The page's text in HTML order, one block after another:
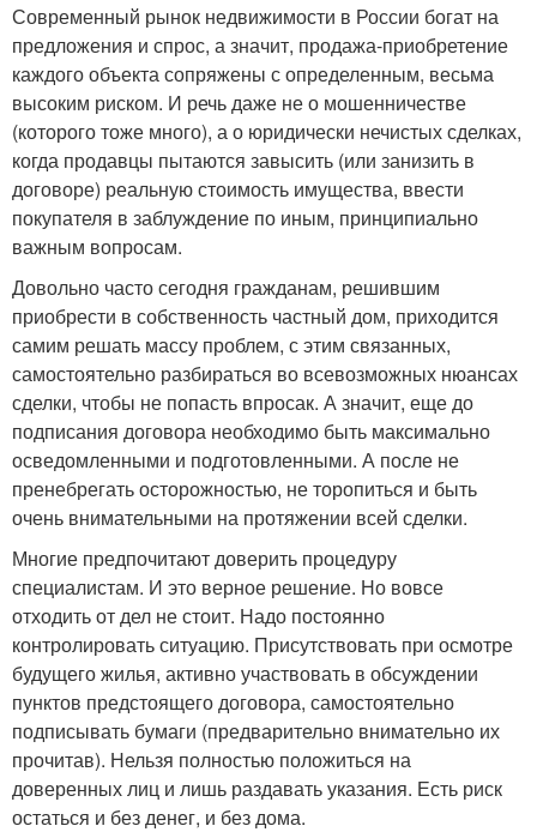
Современный рынок недвижимости в России богат на
предложения и спрос, а значит, продажа-приобретение
каждого объекта сопряжены с определенным, весьма
высоким риском. И речь даже не о мошенничестве
(которого тоже много), а о юридически нечистых сделках,
когда продавцы пытаются завысить (или занизить в
договоре) реальную стоимость имущества, ввести
покупателя в заблуждение по иным, принципиально
важным вопросам.
Довольно часто сегодня гражданам, решившим
приобрести в собственность частный дом, приходится
самим решать массу проблем, с этим связанных,
самостоятельно разбираться во всевозможных нюансах
сделки, чтобы не попасть впросак. А значит, еще до
подписания договора необходимо быть максимально
осведомленными и подготовленными. А после не
пренебрегать осторожностью, не торопиться и быть
очень внимательными на протяжении всей сделки.
Многие предпочитают доверить процедуру
специалистам. И это верное решение. Но вовсе
отходить от дел не стоит. Надо постоянно
контролировать ситуацию. Присутствовать при осмотре
будущего жилья, активно участвовать в обсуждении
пунктов предстоящего договора, самостоятельно
подписывать бумаги (предварительно внимательно их
прочитав). Нельзя полностью положиться на
доверенных лиц и лишь раздавать указания. Есть риск
остаться и без денег, и без дома.